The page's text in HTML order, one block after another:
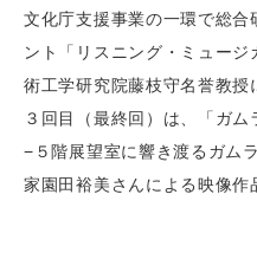
文化庁支援事業の一環で総
ント「リスニング・ミュー
術工学研究院藤枝守名誉教
３回目（最終回）は、「ガ
−５階展望室に響き渡るガム
家園田裕美さんによる映像作